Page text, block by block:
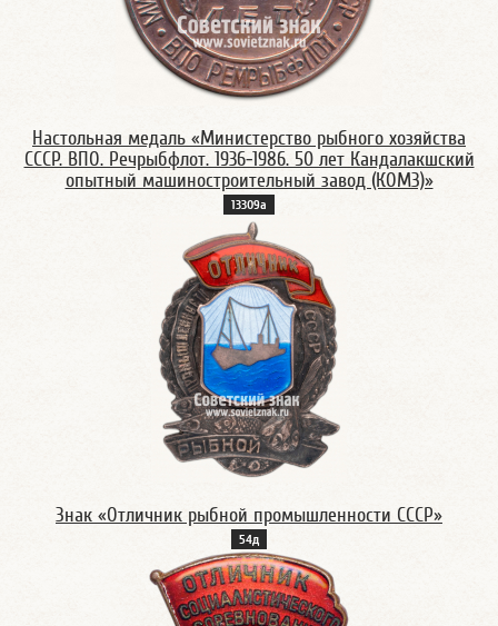
Настольная медаль «Министерство рыбного хозяйства
СССР. ВПО. Речрыбфлот. 1936-1986. 50 лет Кандалакшский
опытный машиностроительный завод (КОМЗ)»
13309а
Знак «Отличник рыбной промышленности СССР»
54д